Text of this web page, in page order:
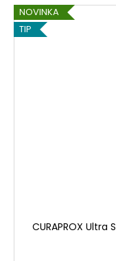
NOVINKA
TIP
CURAPROX